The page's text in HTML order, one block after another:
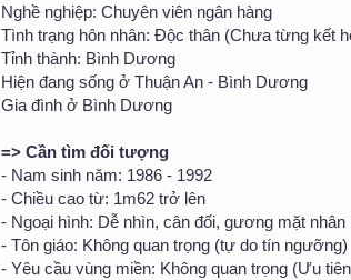
Nghề nghiệp: Chuyên viên ngân hàng
Tình trạng hôn nhân: Độc thân (Chưa từng kết
Tỉnh thành: Bình Dương
Hiện đang sống ở Thuận An - Bình Dương
Gia đình ở Bình Dương
=> Cần tìm đối tượng
- Nam sinh năm: 1986 - 1992
- Chiều cao từ: 1m62 trở lên
- Ngoại hình: Dễ nhìn, cân đối, gương mặt nhân
- Tôn giáo: Không quan trọng (tự do tín ngưỡng)
- Yêu cầu vùng miền: Không quan trọng (Ưu